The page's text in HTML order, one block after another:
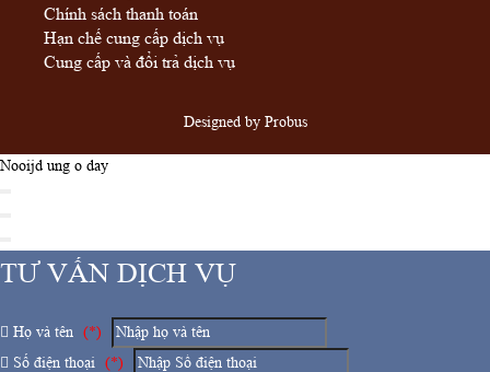
Chính sách thanh toán
Hạn chế cung cấp dịch vụ
Cung cấp và đổi trả dịch vụ
Designed by Probus
Nooijd ung o day
TƯ VẤN DỊCH VỤ
Họ và tên
(*)
Số điện thoại
(*)